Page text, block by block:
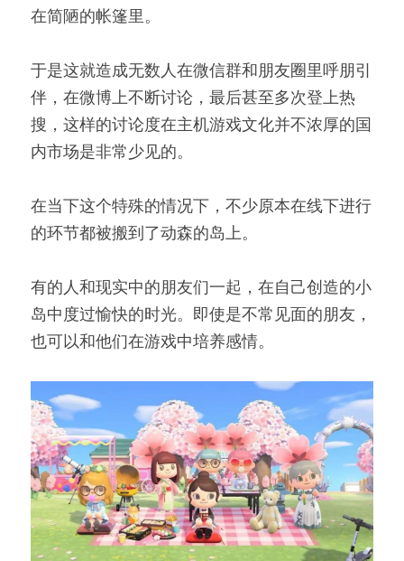
在简陋的帐篷里。
于是这就造成无数人在微信群和朋友圈里呼朋引
伴，在微博上不断讨论，最后甚至多次登上热
搜，这样的讨论度在主机游戏文化并不浓厚的国
内市场是非常少见的。
在当下这个特殊的情况下，不少原本在线下进行
的环节都被搬到了动森的岛上。
有的人和现实中的朋友们一起，在自己创造的小
岛中度过愉快的时光。即使是不常见面的朋友，
也可以和他们在游戏中培养感情。